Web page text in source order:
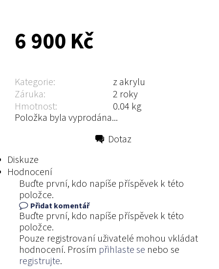
6 900 Kč
Kategorie:
z akrylu
Záruka:
2 roky
Hmotnost:
0.04 kg
Položka byla vyprodána...
Dotaz
Diskuze
Hodnocení
Buďte první, kdo napíše příspěvek k této
položce.
Přidat komentář
Buďte první, kdo napíše příspěvek k této
položce.
Pouze registrovaní uživatelé mohou vkládat
hodnocení. Prosím přihlaste se nebo se
registrujte.